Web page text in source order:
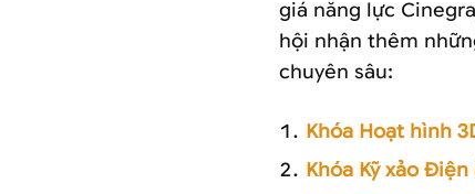
giá năng lực
hội nhận thêm
chuyên sâu:
Khóa Hoạt hình
Khóa Kỹ xảo Điện